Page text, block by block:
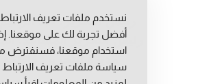
رئيس التحرير: عبد الرحيم
رئيس التحرير المساعد:
مديرة التحرير:
نستخدم ملفات تعريف
أفضل تجربة لك على موقعنا.
استخدام موقعنا، فسنفترض
سياسة ملفات تعريف الارتباط